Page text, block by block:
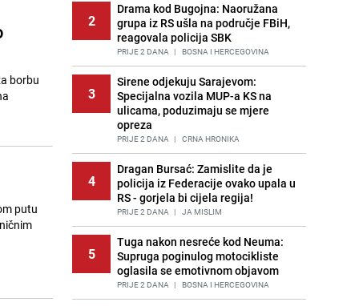
borbu
putu
2
Drama kod Bugojna: Naoružana
grupa iz RS ušla na područje FBiH,
reagovala policija SBK
PRIJE 2 DANA | BOSNA I HERCEGOVINA
3
Sirene odjekuju Sarajevom:
Specijalna vozila MUP-a KS na
ulicama, poduzimaju se mjere
opreza
PRIJE 2 DANA | CRNA HRONIKA
4
Dragan Bursać: Zamislite da je
policija iz Federacije ovako upala u
RS - gorjela bi cijela regija!
PRIJE 2 DANA | JA MISLIM
5
Tuga nakon nesreće kod Neuma:
Supruga poginulog motocikliste
oglasila se emotivnom objavom
PRIJE 2 DANA | BOSNA I HERCEGOVINA